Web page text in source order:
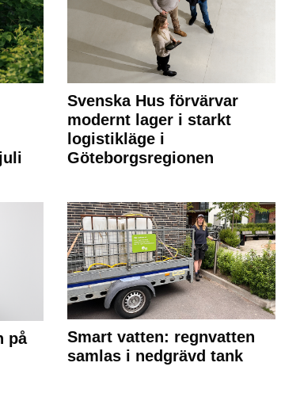
Svenska Hus förvärvar
modernt lager i starkt
logistikläge i
Göteborgsregionen
på
Smart vatten: regnvatten
samlas i nedgrävd tank